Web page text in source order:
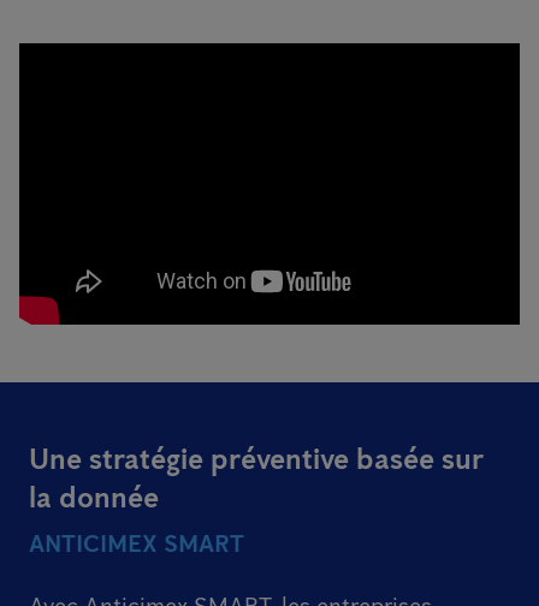
Une stratégie préventive basée sur
la donnée
ANTICIMEX SMART